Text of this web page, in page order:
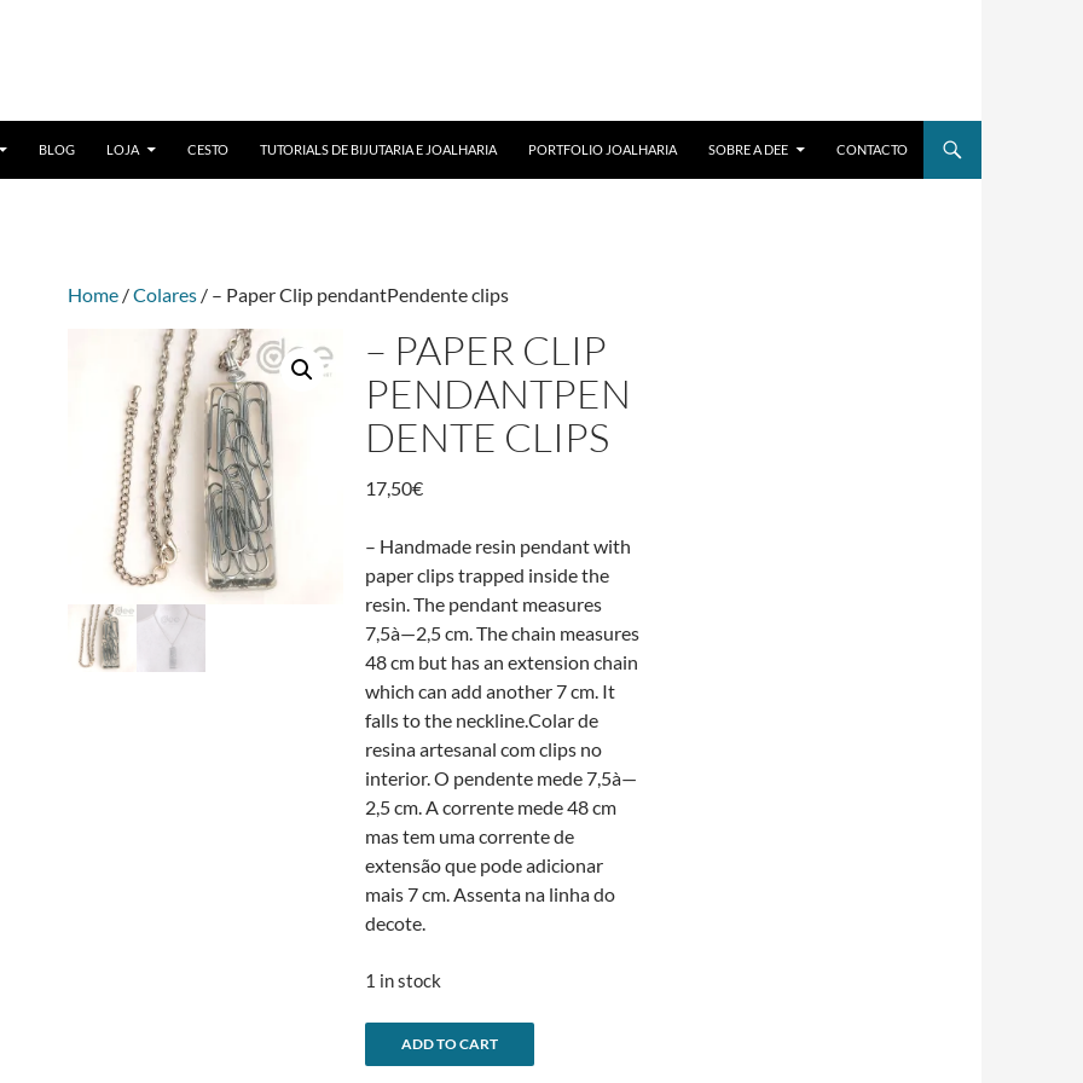
BLOG LOJA CESTO TUTORIALS DE BIJUTARIA E JOALHARIA PORTFOLIO JOALHARIA SOBRE A DEE CONTACTO
Home /Colares / – Paper Clip pendantPendente clips
– PAPER CLIP
PENDANTPEN
DENTE CLIPS
17,50€
– Handmade resin pendant with
paper clips trapped inside the
resin. The pendant measures
7,5à—2,5 cm. The chain measures
48 cm but has an extension chain
which can add another 7 cm. It
falls to the neckline.Colar de
resina artesanal com clips no
interior. O pendente mede 7,5à—
2,5 cm. A corrente mede 48 cm
mas tem uma corrente de
extensão que pode adicionar
mais 7 cm. Assenta na linha do
decote.
1 in stock
Paper
ADD TO CART